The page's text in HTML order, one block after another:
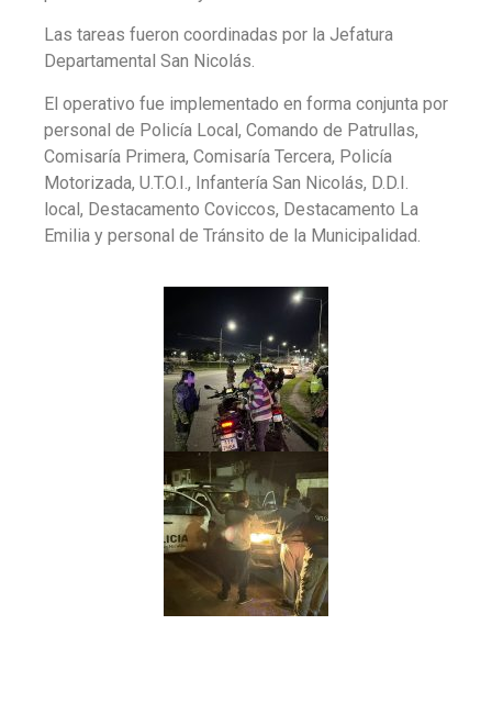
Las tareas fueron coordinadas por la Jefatura
Departamental San Nicolás.
El operativo fue implementado en forma conjunta por
personal de Policía Local, Comando de Patrullas,
Comisaría Primera, Comisaría Tercera, Policía
Motorizada, U.T.O.I., Infantería San Nicolás, D.D.I.
local, Destacamento Coviccos, Destacamento La
Emilia y personal de Tránsito de la Municipalidad.